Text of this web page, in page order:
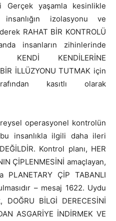
Gerçek yaşamla kesinlikle
insanlığın izolasyonu ve
RAHAT BİR KONTROLÜ
insanların zihinlerinde
KENDİ KENDİLERİNE
İLLÜZYONU TUTMAK için
kasıtlı olarak
operasyonel kontrolün
bu insanlıkla ilgili daha ileri
Kontrol planı, HER
ÇİPLENMESİNİ amaçlayan,
PLANETARY ÇİP TABANLI
– mesaj 1622. Uydu
BİLGİ DERECESİNİ
ASGARİYE İNDİRMEK VE